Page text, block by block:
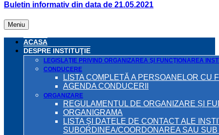
Buletin informativ din data de 21.05.2021
Meniu
ACASA
DESPRE INSTITUŢIE
LEGISLAŢIE PRIVIND ORGANIZAREA ŞI FUNCŢIONAREA
CONDUCERE
LISTA COMPLETĂ A PERSOANELOR CU
AGENDA CONDUCERII
ORGANIZARE
REGULAMENTUL DE ORGANIZARE ȘI
ORGANIGRAMA
LISTA ŞI DATELE DE CONTACT ALE
SUBORDINEA/COORDONAREA SAU